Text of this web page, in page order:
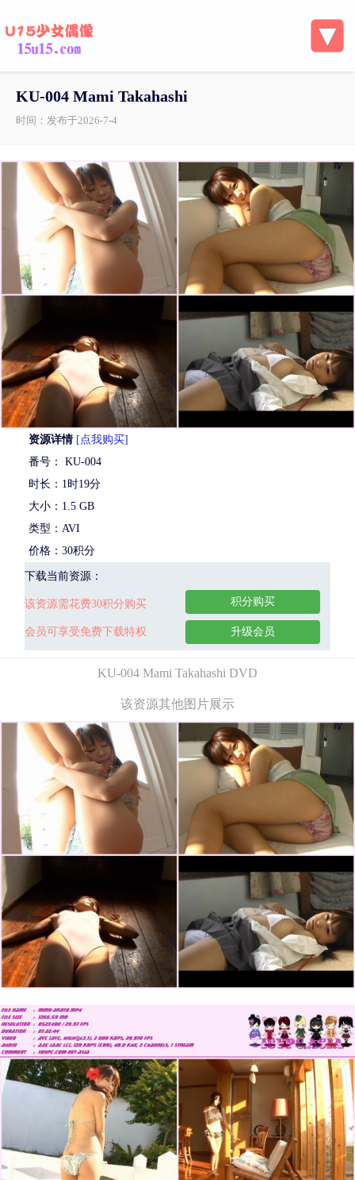
KU-004 Mami Takahashi
时间：发布于2026-7-4
资源详情 [点我购买]
番号： KU-004
时长：1时19分
大小：1.5 GB
类型：AVI
价格：30积分
下载当前资源：
该资源需花费30积分购买
会员可享受免费下载特权
积分购买
升级会员
KU-004 Mami Takahashi DVD
该资源其他图片展示